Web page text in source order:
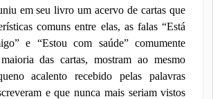
em seu livro um acervo de cartas que
comuns entre elas, as falas “Está
e “Estou com saúde” comumente
das cartas, mostram ao mesmo
acalento recebido pelas palavras
e que nunca mais seriam vistos